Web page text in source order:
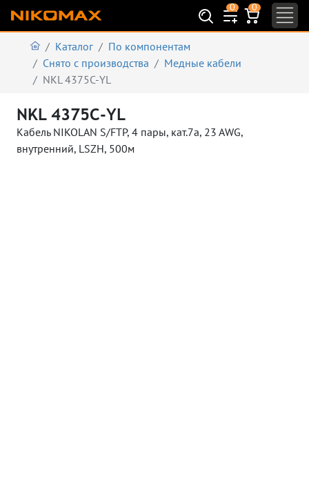
0 0
Каталог
По компонентам
Снято с производства
Медные кабели
NKL 4375C-YL
NKL 4375C-YL
Кабель NIKOLAN S/FTP, 4 пары, кат.7a, 23 AWG,
внутренний, LSZH, 500м